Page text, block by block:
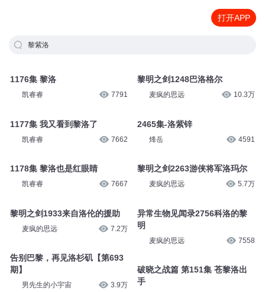
打开APP
黎紫洛
1176集 黎洛
凯睿睿 7791
1177集 我又看到黎洛了
凯睿睿 7662
1178集 黎洛也是红眼睛
凯睿睿 7667
黎明之剑1933来自洛伦的援助
麦疯的思远 7.2万
告别巴黎，再见洛杉矶【第693
期】
男先生的小宇宙 3.9万
黎明之剑1248巴洛格尔
麦疯的思远 10.3万
2465集-洛紫锌
烽岳 4591
黎明之剑2263游侠将军洛玛尔
麦疯的思远 5.7万
异常生物见闻录2756科洛的黎
明
麦疯的思远 7558
破晓之战篇 第151集 苍黎洛出
手